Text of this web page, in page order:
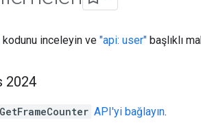
kodunu inceleyin ve "api: user" başlıklı
2024
API'yi bağlayın.